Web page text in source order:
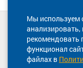
Мы используем
анализировать,
рекомендовать
функционал
файлах в
8